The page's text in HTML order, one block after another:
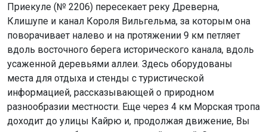
Приекуле (№ 2206) пересекает реку Древерна,
Клишупе и канал Короля Вильгельма, за которым она
поворачивает налево и на протяжении 9 км петляет
вдоль восточного берега исторического канала, вдоль
усаженной деревьями аллеи. Здесь оборудованы
места для отдыха и стенды с туристической
информацией, рассказывающей о природном
разнообразии местности. Еще через 4 км Морская тропа
доходит до улицы Кайрю и, продолжая движение, Вы